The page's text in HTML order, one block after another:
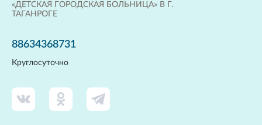
«ДЕТСКАЯ ГОРОДСКАЯ БОЛЬНИЦА» В Г.
ТАГАНРОГЕ
88634368731
Круглосуточно